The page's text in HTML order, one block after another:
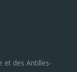
et des Antilles-